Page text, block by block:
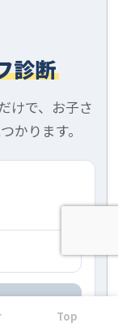
診断
けで、お子さ
かります。
Top